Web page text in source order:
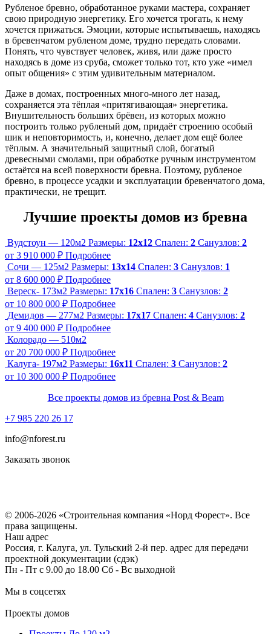
Рубленое бревно, обработанное руками мастера, сохраняет
свою природную энергетику. Его хочется трогать, к нему
хочется прижаться. Эмоции, которые испытываешь, находясь
в бревенчатом рубленом доме, трудно передать словами.
Понять, что чувствует человек, живя, или даже просто
находясь в доме из сруба, сможет только тот, кто уже «имел
опыт общения» с этим удивительным материалом.
Даже в домах, построенных много-много лет назад,
сохраняется эта тёплая «притягивающая» энергетика.
Внушительность больших брёвен, из которых можно
построить только рубленый дом, придаёт строению особый
шик и неповторимость, и, конечно, делает дом ещё более
тёплым. А значительный защитный слой, богатый
древесными смолами, при обработке ручным инструментом
остаётся на всей поверхности бревна. Поэтому, рубленое
бревно, в процессе усадки и эксплуатации бревенчатого дома,
практически, не трещит.
Лучшие проекты домов из бревна
Вудстоун — 120м2 Размеры: 12х12 Спален: 2 Санузлов: 2
от 3 910 000 ₽ Подробнее
Сочи — 125м2 Размеры: 13х14 Спален: 3 Санузлов: 1
от 8 600 000 ₽ Подробнее
Вереск- 173м2 Размеры: 17х16 Спален: 3 Санузлов: 2
от 10 800 000 ₽ Подробнее
Демидов — 277м2 Размеры: 17х17 Спален: 4 Санузлов: 2
от 9 400 000 ₽ Подробнее
Колорадо — 510м2
от 20 700 000 ₽ Подробнее
Калуга- 197м2 Размеры: 16х11 Спален: 3 Санузлов: 2
от 10 300 000 ₽ Подробнее
Все проекты домов из бревна Post & Beam
+7 985 220 26 17
info@nforest.ru
Заказать звонок
© 2006-2026 «Строительная компания «Норд Форест». Все
права защищены.
Наш адрес
Россия, г. Калуга, ул. Тульский 2-й пер. адрес для передачи
проектной документации (сдэк)
Пн - Пт с 9.00 до 18.00 Сб - Вс выходной
Мы в соцсетях
Проекты домов